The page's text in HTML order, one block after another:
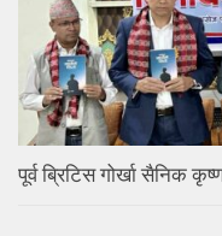
पूर्व ब्रिटिस गोर्खा सैनिक